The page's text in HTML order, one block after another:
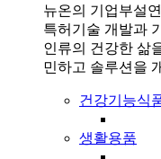
뉴온의 기업부설
특허기술 개발과
인류의 건강한 삶
민하고 솔루션을
건강기능식
생활용품